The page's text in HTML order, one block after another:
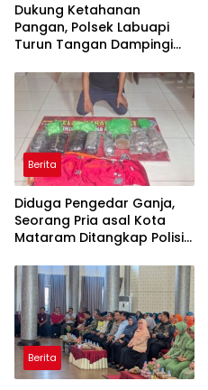
Dukung Ketahanan
Pangan, Polsek Labuapi
Turun Tangan Dampingi
Bongkot
Berita
Diduga Pengedar Ganja,
Seorang Pria asal Kota
Mataram Ditangkap Polisi
Berita